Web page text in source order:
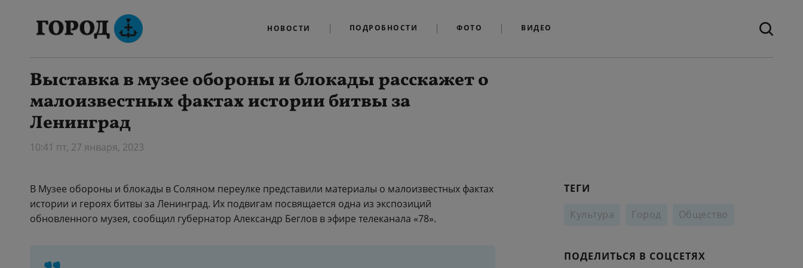
НОВОСТИ ПОДРОБНОСТИ ФОТО ВИДЕО
Выставка в музее обороны и блокады расскажет о
малоизвестных фактах истории битвы за
Ленинград
10:41 пт, 27 января, 2023
В Музее обороны и блокады в Соляном переулке представили материалы о малоизвестных фактах
истории и героях битвы за Ленинград. Их подвигам посвящается одна из экспозиций
обновленного музея, сообщил губернатор Александр Беглов в эфире телеканала «78».
ТЕГИ
Культура
Город Общество
ПОДЕЛИТЬСЯ В СОЦСЕТЯХ